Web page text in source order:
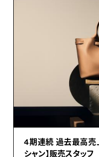
4期連続 過去最高売
シャン】販売スタッフ